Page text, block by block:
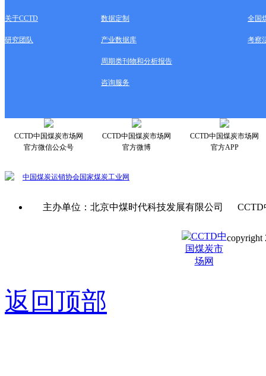
关于CCTD 数据定制 全国
研究团队 产业数据库 考察
周期类刊物和分析报告
咨询服务
CCTD中国煤炭市场网
官方微信公众号
CCTD中国煤炭市场网
官方微博
CCTD中国煤炭市场网
官方APP
中国煤炭运销协会国家煤炭工业网
主办单位：北京中煤时代科技发展有限公司
copyright
返回顶部